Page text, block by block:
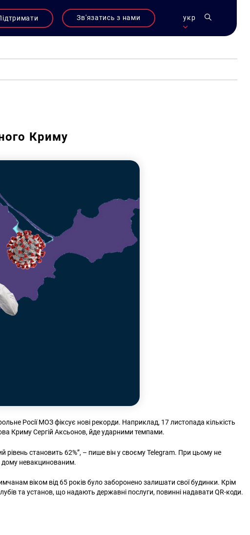
Зв'язатись з нами укр
Криму
Росії МОЗ фіксує нові рекорди. Наприклад, 17 листопада кількість
Криму Сергій Аксьонов, йде ударними темпами.
становить 62%”, – пише він у своєму Telegram. При цьому не
невакцинованим.
віком від 65 років було заборонено залишати свої будинки. Крім
та установ, що надають державні послуги, повинні надавати QR-коди.